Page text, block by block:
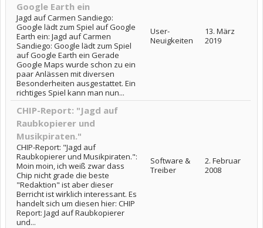
Google Earth ein
Jagd auf Carmen Sandiego:
Google lädt zum Spiel auf Google
Earth ein: Jagd auf Carmen
Sandiego: Google lädt zum Spiel
auf Google Earth ein Gerade
Google Maps wurde schon zu ein
paar Anlässen mit diversen
Besonderheiten ausgestattet. Ein
richtiges Spiel kann man nun...
User-
Neuigkeiten
13. März
2019
CHIP-Report: "Jagd auf
Raubkopierer und
Musikpiraten."
CHIP-Report: "Jagd auf
Raubkopierer und Musikpiraten.":
Moin moin, ich weiß zwar dass
Chip nicht grade die beste
"Redaktion" ist aber dieser
Berricht ist wirklich interessant. Es
handelt sich um diesen hier: CHIP
Report: Jagd auf Raubkopierer
und...
Software &
Treiber
2. Februar
2008